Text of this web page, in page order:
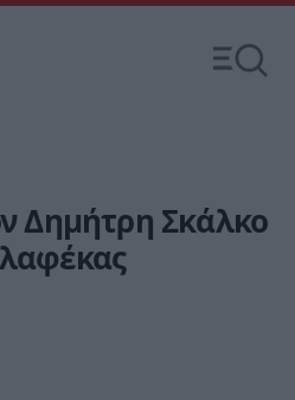
Δημήτρη Σκάλκο